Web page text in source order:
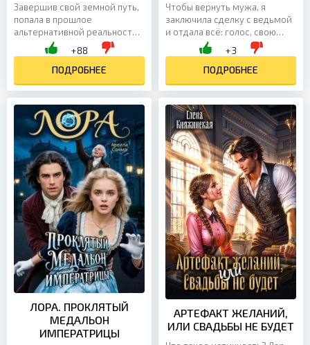
Завершив свой земной путь,
попала в прошлое
альтернативной реальности
Российской империи, вместе
с молодостью ей досталась
усадьба с пасекой, малышка...
+88
ПОДРОБНЕЕ
Чтобы вернуть мужа, я
заключила сделку с ведьмой
и отдала всё: голос, свою
жизнь и всё, что у меня
когда-то было. Но кто бы
знал, что всё обернётся...
+3
ПОДРОБНЕЕ
ЛОРА. ПРОКЛЯТЫЙ
МЕДАЛЬОН
ИМПЕРАТРИЦЫ
АРТЕФАКТ ЖЕЛАНИЙ,
ИЛИ СВАДЬБЫ НЕ БУДЕТ